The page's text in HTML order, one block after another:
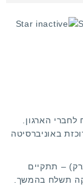
הארגון
באוניברסיטה
– תתקיים
תשלח בהמשך.